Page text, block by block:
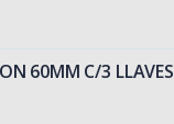
60MM C/3 LLAVES